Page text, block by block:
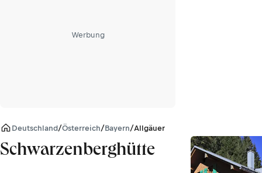
Werbung
Deutschland/Österreich/Bayern/Allgäuer Alpen
Schwarzenberghütte